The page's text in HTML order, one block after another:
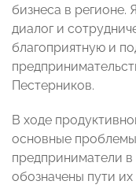
бизнеса в регионе.
диалог и
благоприятную и
Пестерников.
В ходе
основные
предприниматели в
обозначены пути